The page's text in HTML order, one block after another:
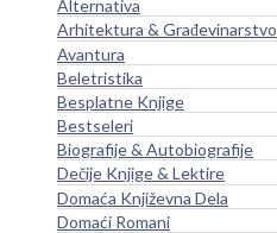
Alternativa
Arhitektura & Građevinarstvo
Avantura
Beletristika
Besplatne Knjige
Bestseleri
Biografije & Autobiografije
Dečije Knjige & Lektire
Domaća Književna Dela
Domaći Romani